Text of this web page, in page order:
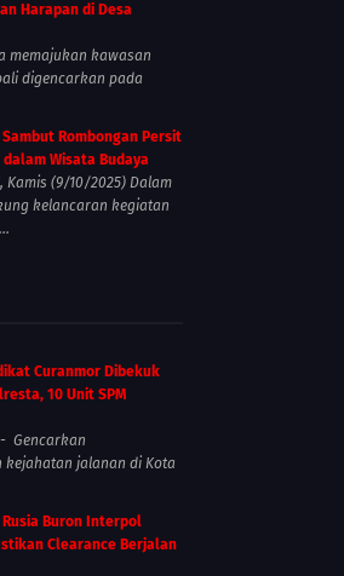
Harapan di Desa
memajukan kawasan
digencarkan pada
Rombongan Persit
dalam Wisata Budaya
Kamis (9/10/2025) Dalam
kelancaran kegiatan
Curanmor Dibekuk
10 Unit SPM
Gencarkan
kejahatan jalanan di Kota
Rusia Buron Interpol
Clearance Berjalan